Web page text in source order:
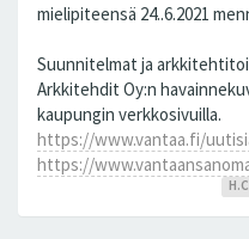
mielipiteensä 24..6.2021
Suunnitelmat ja
Arkkitehdit Oy:n
kaupungin verkkosivuilla.
https://www.vantaa.fi/
https://